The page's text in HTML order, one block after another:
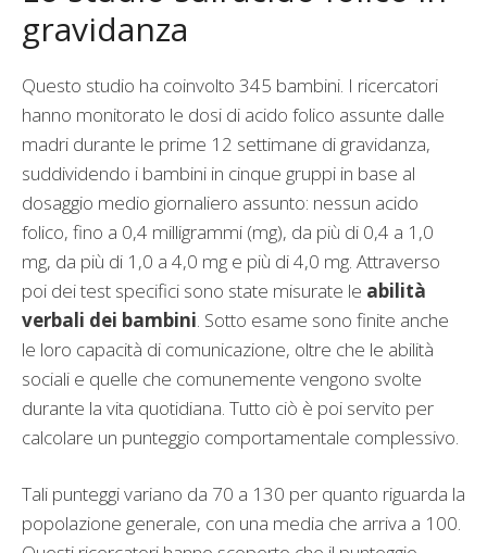
gravidanza
Questo studio ha coinvolto 345 bambini. I ricercatori
hanno monitorato le dosi di acido folico assunte dalle
madri durante le prime 12 settimane di gravidanza,
suddividendo i bambini in cinque gruppi in base al
dosaggio medio giornaliero assunto: nessun acido
folico, fino a 0,4 milligrammi (mg), da più di 0,4 a 1,0
mg, da più di 1,0 a 4,0 mg e più di 4,0 mg. Attraverso
poi dei test specifici sono state misurate le abilità
verbali dei bambini . Sotto esame sono finite anche
le loro capacità di comunicazione, oltre che le abilità
sociali e quelle che comunemente vengono svolte
durante la vita quotidiana. Tutto ciò è poi servito per
calcolare un punteggio comportamentale complessivo.
Tali punteggi variano da 70 a 130 per quanto riguarda la
popolazione generale, con una media che arriva a 100.